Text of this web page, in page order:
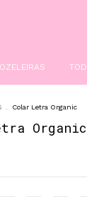
Colar Letra Organic
Organic